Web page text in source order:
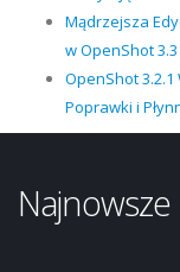
Mądrzejsza
w OpenShot 3.3
OpenShot
Poprawki i
Najnowsze